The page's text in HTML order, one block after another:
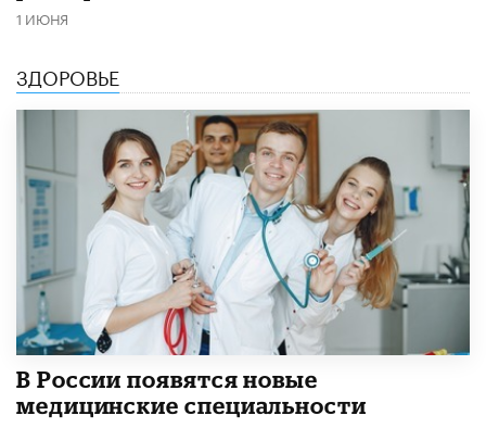
1 ИЮНЯ
ЗДОРОВЬЕ
В России появятся новые
медицинские специальности